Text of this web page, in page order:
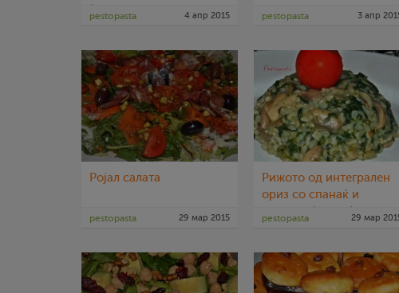
(посно,здраво,сурово,диетално)
pestopasta 4 апр 2015 pestopasta 3 апр
Ројал салата
pestopasta 29 мар 2015
Рижото од интегрален
ориз со спанаќ и
печурки (посно)
pestopasta 29 мар